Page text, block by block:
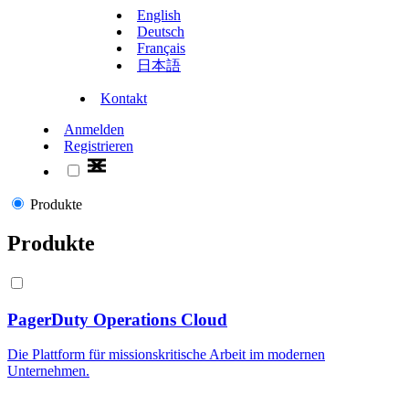
English
Deutsch
Français
日本語
Kontakt
Anmelden
Registrieren
Produkte
Produkte
PagerDuty Operations Cloud
Die Plattform für missionskritische Arbeit im modernen
Unternehmen.